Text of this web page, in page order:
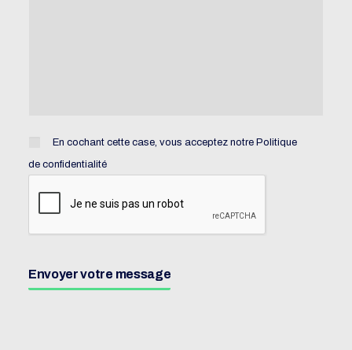
En cochant cette case, vous acceptez notre Politique
de confidentialité
Envoyer votre message